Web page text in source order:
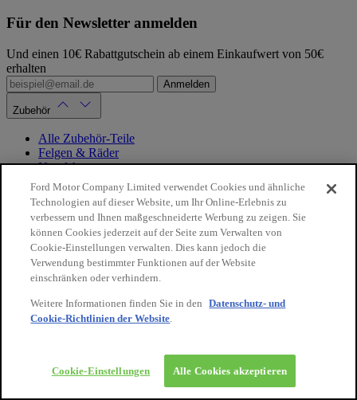
Für den Newsletter anmelden
Und einen 10€ Rabattgutschein ab einem Einkaufwert von 50€
erhalten
Anmelden
Zubehör
Alle Zubehör-Teile
Felgen & Räder
Nutzfahrzeuge
Reisen & Transport
Schutz & Komfort
Styling & Tuning
Hybrid & Elektro
Ford Merchandise
Ersatzteile
Alle Ersatzteile
Beleuchtung
Mechanik
Ford Motor Company Limited verwendet Cookies und ähnliche
Technologien auf dieser Website, um Ihr Online-Erlebnis zu
verbessern und Ihnen maßgeschneiderte Werbung zu zeigen. Sie
können Cookies jederzeit auf der Seite zum Verwalten von
Cookie-Einstellungen verwalten. Dies kann jedoch die
Verwendung bestimmter Funktionen auf der Website
einschränken oder verhindern.
Weitere Informationen finden Sie in den
Datenschutz- und
Cookie-Richtlinien der Website.
Cookie-Einstellungen Alle Cookies akzeptieren
Bestellung